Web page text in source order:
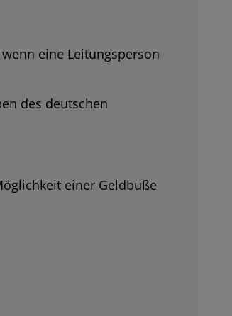
eine Leitungsperson
des deutschen
einer Geldbuße